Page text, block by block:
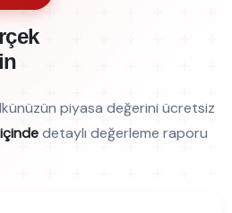
piyasa değerini ücretsiz
detaylı değerleme raporu